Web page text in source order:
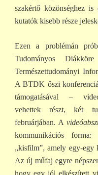
szakértő közönséghez
kutatók kisebb része
Ezen a problémán
Tudományos
Természettudományi
A BTDK őszi
támogatásával –
vehettek részt, két
februárjában. A
kommunikációs
„kisfilm”, amely egy-egy
Az új műfaj egyre
hogy egy jól elkészített